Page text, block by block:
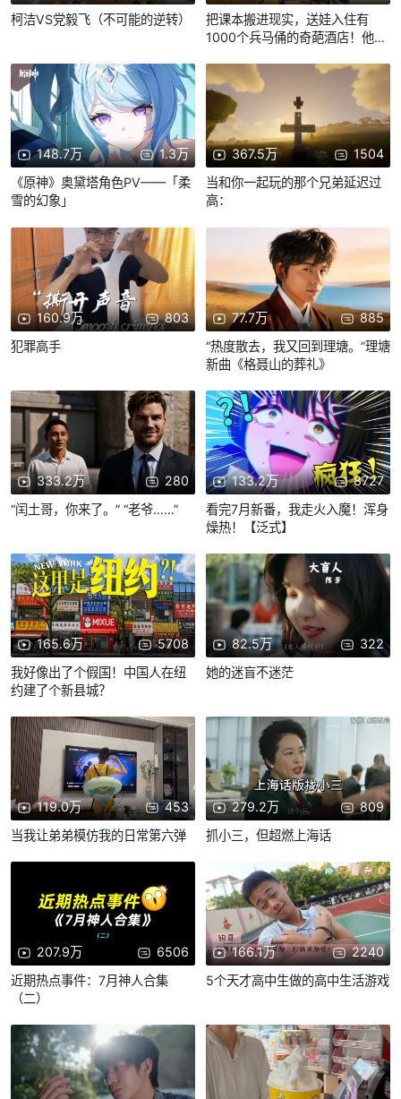
柯洁VS党毅飞（不可能的逆转）
把课本搬进现实，送娃入住有
1000个兵马俑的奇葩酒店！他惊
148.7万
1.3万
《原神》奥黛塔角色PV——「柔
雪的幻象」
367.5万
1504
当和你一起玩的那个兄弟延迟过
高：
160.9万
803
犯罪高手
77.7万
885
“热度散去，我又回到理塘。”理塘
新曲《格聂山的葬礼》
333.2万
280
“闰土哥，你来了。” “老爷……”
133.2万
8727
看完7月新番，我走火入魔！浑身
燥热！【泛式】
165.6万
5708
我好像出了个假国！中国人在纽
约建了个新县城？
82.5万
322
她的迷盲不迷茫
119.0万
453
当我让弟弟模仿我的日常第六弹
279.2万
809
抓小三，但超燃上海话
207.9万
6506
近期热点事件：7月神人合集
（二）
166.1万
2240
5个天才高中生做的高中生活游戏